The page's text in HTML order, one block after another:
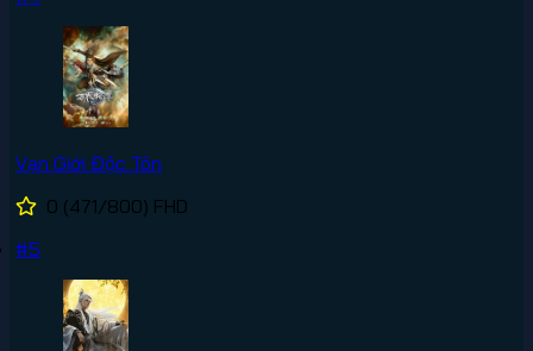
Vạn Giới Độc Tôn
0 (471/800) FHD
#5